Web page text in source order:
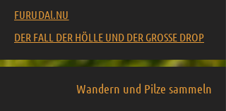
FURUDAl.NU
DER FALL DER HÖLLE UND DER GROSSE DROP
Wandern und Pilze sammeln